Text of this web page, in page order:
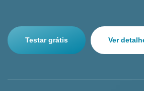
Testar grátis Ver